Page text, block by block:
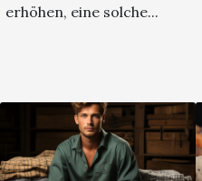
erhöhen, eine solche...